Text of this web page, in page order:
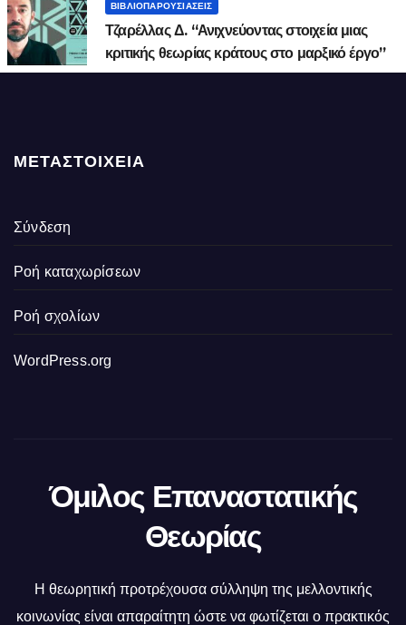
ΕΡΕΥΝΗΤΙΚΗ ΚΑΙ ΤΕΧΝΟΛΟΓΙΚΗ
ΔΡΑΣΤΗΡΙΟΤΗΤΑ ΣΤΗ ΔΙΑΛΕΚΤΙΚΗ ΤΗΣ
ΑΛΛΗΛΕΠΙΔΡΑΣΗΣ ΤΗΣ ΑΝΘΡΩΠΟΤΗΤΑΣ
ΒΙΒΛΙΟΠΑΡΟΥΣΙΆΣΕΙΣ
Τζαρέλλας Δ. “Ανιχνεύοντας στοιχεία μιας
κριτικής θεωρίας κράτους στο μαρξικό έργο”​
ΜΕΤΑΣΤΟΙΧΕΊΑ
Σύνδεση
Ροή καταχωρίσεων
Ροή σχολίων
WordPress.org
Όμιλος Επαναστατικής
Θεωρίας
Η θεωρητική προτρέχουσα σύλληψη της μελλοντικής
κοινωνίας είναι απαραίτητη ώστε να φωτίζεται ο πρακτικός